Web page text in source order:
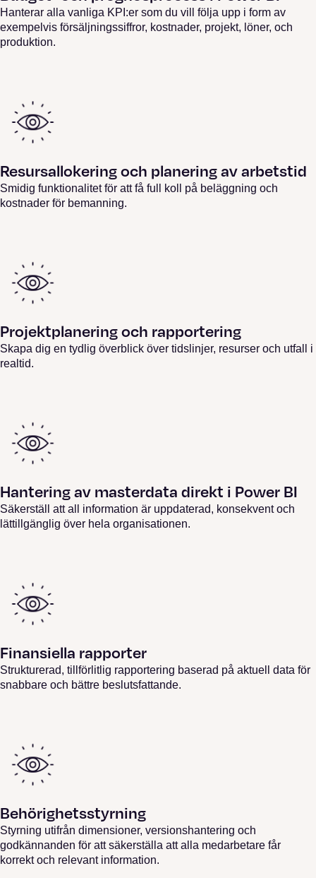
Hanterar alla vanliga KPI:er som du vill följa upp i form av
exempelvis försäljningssiffror, kostnader, projekt, löner, och
produktion.
Resursallokering och planering av arbetstid
Smidig funktionalitet för att få full koll på beläggning och
kostnader för bemanning.
Projektplanering och rapportering
Skapa dig en tydlig överblick över tidslinjer, resurser och utfall i
realtid.
Hantering av masterdata direkt i Power BI
Säkerställ att all information är uppdaterad, konsekvent och
lättillgänglig över hela organisationen.
Finansiella rapporter
Strukturerad, tillförlitlig rapportering baserad på aktuell data för
snabbare och bättre beslutsfattande.
Behörighetsstyrning
Styrning utifrån dimensioner, versionshantering och
godkännanden för att säkerställa att alla medarbetare får
korrekt och relevant information.